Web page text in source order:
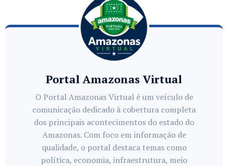
Portal Amazonas Virtual
O Portal Amazonas Virtual é um veículo de
comunicação dedicado à cobertura completa
dos principais acontecimentos do estado do
Amazonas. Com foco em informação de
qualidade, o portal destaca temas como
política, economia, infraestrutura, meio